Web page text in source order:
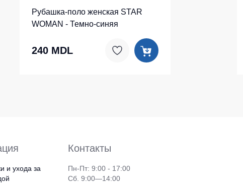
Рубашка-поло женская STAR
WOMAN - Темно-синяя
240 MDL
и ухода за
Контакты
Пн-Пт: 9:00 - 17:00
Сб. 9:00—14:00